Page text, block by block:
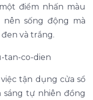
điểm nhấn màu
sống động mà
và trắng.
tận dụng cửa sổ
sáng tự nhiên đồng